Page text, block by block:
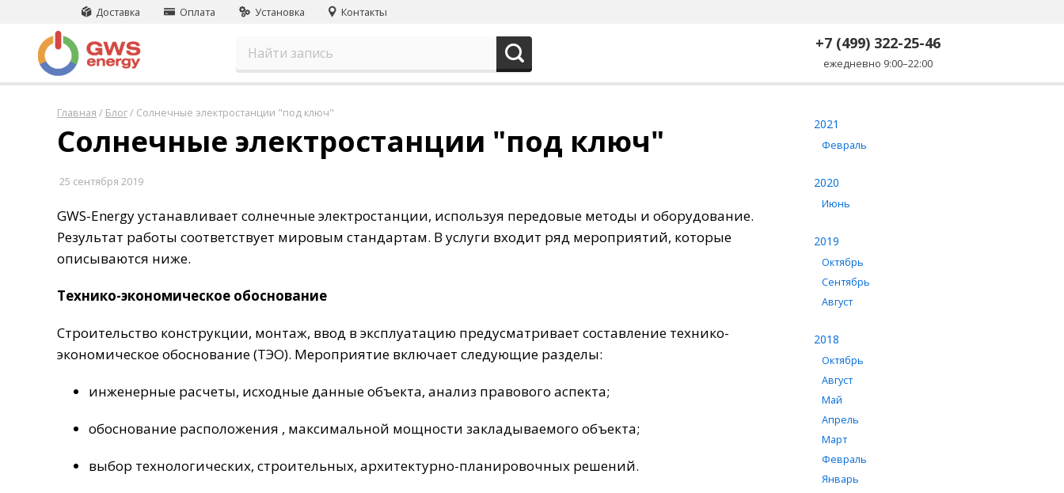
Доставка Оплата Установка Контакты
+7 (499) 322-25-46
ежедневно 9:00–22:00
2021
Февраль
2020
Июнь
2019
Октябрь
Сентябрь
Август
2018
Октябрь
Август
Май
Апрель
Март
Февраль
Январь
Главная / Блог/ Солнечные электростанции "под ключ"
Солнечные электростанции "под ключ"
25 сентября 2019
GWS-Energy устанавливает солнечные электростанции, используя передовые методы и оборудование.
Результат работы соответствует мировым стандартам. В услуги входит ряд мероприятий, которые
описываются ниже.
Технико-экономическое обоснование
Строительство конструкции, монтаж, ввод в эксплуатацию предусматривает составление технико-
экономическое обоснование (ТЭО). Мероприятие включает следующие разделы:
инженерные расчеты, исходные данные объекта, анализ правового аспекта;
обоснование расположения , максимальной мощности закладываемого объекта;
выбор технологических, строительных, архитектурно-планировочных решений.